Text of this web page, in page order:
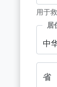
用于
中
居
省